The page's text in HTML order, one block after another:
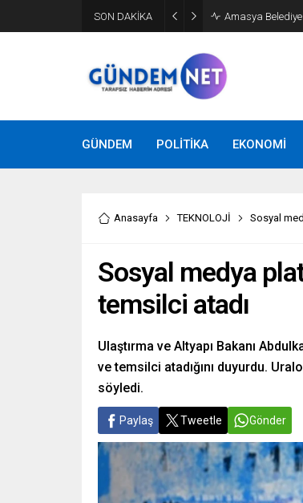
SON DAKİKA Amasya
GÜNDEM POLİTİKA EKONOMİ
Anasayfa TEKNOLOJİ Sosyal
Sosyal medya
temsilci atadı
Ulaştırma ve Altyapı Bakanı
ve temsilci atadığını duyurdu.
söyledi.
Paylaş Tweetle Gönder